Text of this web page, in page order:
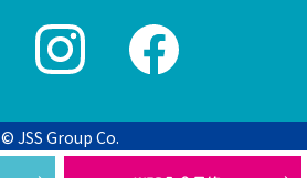
© JSS Group Co.